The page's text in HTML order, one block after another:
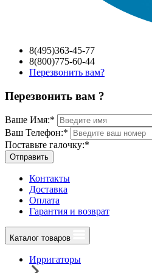
8(495)363-45-77
8(800)775-60-44
Перезвонить вам?
Перезвонить вам ?
Ваше Имя:*
Ваш Телефон:*
Поставьте галочку:*
Отправить
Контакты
Доставка
Оплата
Гарантия и возврат
Каталог товаров
Ирригаторы